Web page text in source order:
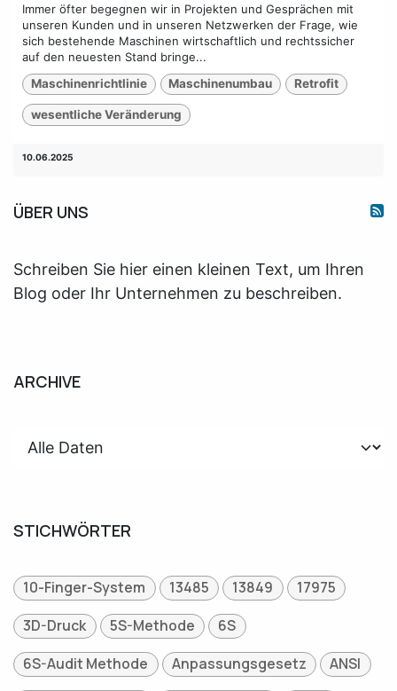
Immer öfter begegnen wir in Projekten und Gesprächen mit
unseren Kunden und in unseren Netzwerken der Frage, wie
sich bestehende Maschinen wirtschaftlich und rechtssicher
auf den neuesten Stand bringe...
Maschinenrichtlinie
Maschinenumbau Retrofit
wesentliche Veränderung
10.06.2025
ÜBER UNS
Schreiben Sie hier einen kleinen Text, um Ihren
Blog oder Ihr Unternehmen zu beschreiben.
ARCHIVE
STICHWÖRTER
10-Finger-System 13485 13849
17975
3D-Druck
5S-Methode
6S
6S-Audit Methode
Anpassungsgesetz
ANSI